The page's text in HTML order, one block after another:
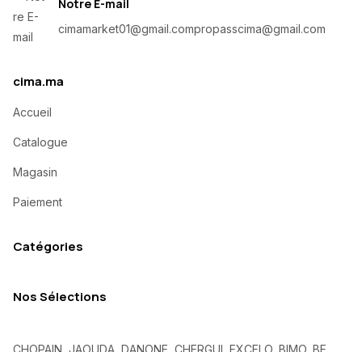
Notre E-mail
cimamarket01@gmail.compropasscima@gmail.com
cima.ma
Accueil
Catalogue
Magasin
Paiement
Catégories
Nos Sélections